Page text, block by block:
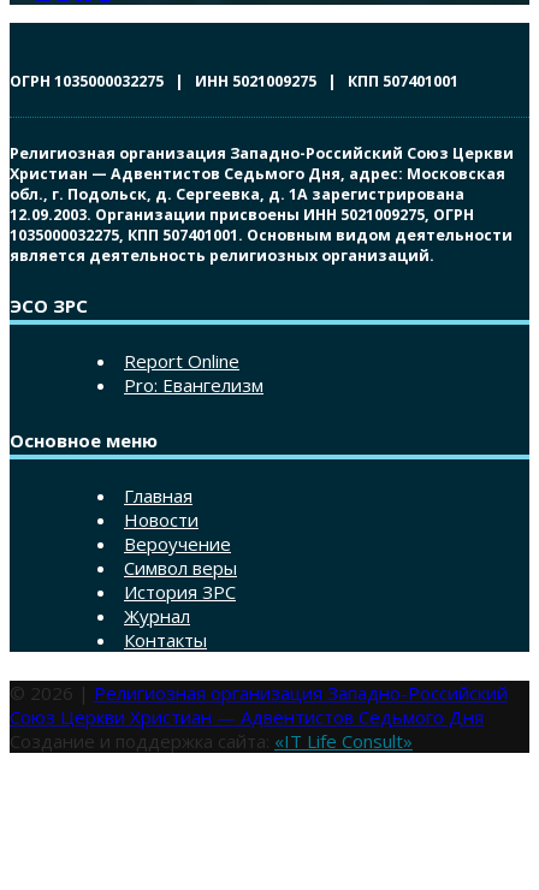
ОГРН 1035000032275 | ИНН 5021009275 | КПП 507401001
Религиозная организация Западно-Российский Союз Церкви
Христиан — Адвентистов Седьмого Дня, адрес: Московская
обл., г. Подольск, д. Сергеевка, д. 1А зарегистрирована
12.09.2003. Организации присвоены ИНН 5021009275, ОГРН
1035000032275, КПП 507401001. Основным видом деятельности
является деятельность религиозных организаций.
ЭСО ЗРС
Report Online
Pro: Евангелизм
Основное меню
Главная
Новости
Вероучение
Символ веры
История ЗРС
Журнал
Контакты
© 2026 | Религиозная организация Западно-Российский
Союз Церкви Христиан — Адвентистов Седьмого Дня
Создание и поддержка сайта: «IT Life Consult»